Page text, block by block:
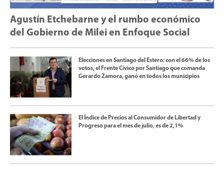
Agustín Etchebarne y el rumbo económico
del Gobierno de Milei en Enfoque Social
Elecciones en Santiago del Estero: con el 66% de los
votos, el Frente Cívico por Santiago que comanda
Gerardo Zamora, ganó en todos los municipios
El Índice de Precios al Consumidor de Libertad y
Progreso para el mes de julio, es de 2,1%